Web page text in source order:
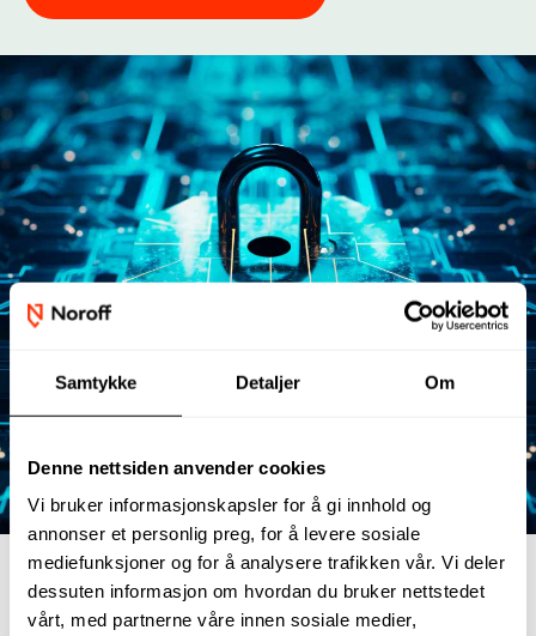
Samtykke Detaljer Om
Denne nettsiden anvender cookies
Vi bruker informasjonskapsler for å gi innhold og
annonser et personlig preg, for å levere sosiale
mediefunksjoner og for å analysere trafikken vår. Vi deler
dessuten informasjon om hvordan du bruker nettstedet
vårt, med partnerne våre innen sosiale medier,